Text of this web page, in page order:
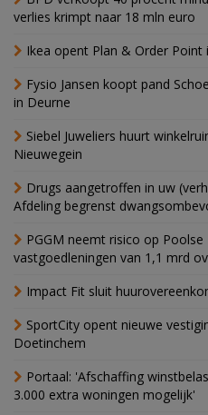
verlies krimpt naar 18 mln euro
Ikea opent Plan & Order Point
Fysio Jansen koopt pand
in Deurne
Siebel Juweliers huurt
Nieuwegein
Drugs aangetroffen in uw
Afdeling begrenst
PGGM neemt risico op Poolse
vastgoedleningen van 1,1 mrd
Impact Fit sluit
SportCity opent nieuwe
Doetinchem
Portaal: 'Afschaffing
3.000 extra woningen mogelijk'